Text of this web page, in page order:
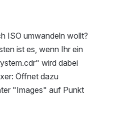
ISO umwandeln wollt?
ist es, wenn Ihr ein
wird dabei
Öffnet dazu
"Images" auf Punkt